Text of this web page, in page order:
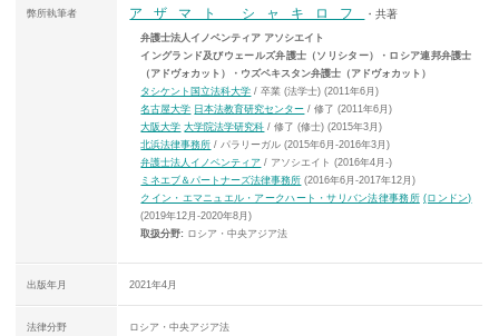
弊所執筆者 アザマト シャキロフ ・共著
弁護士法人イノベンティア アソシエイト
イングランド及びウェールズ弁護士（ソリシター）・ロシア連邦弁護士
（アドヴォカット）・ウズベキスタン弁護士（アドヴォカット）
タシケント国立法科大学 / 卒業 (法学士) (2011年6月)
名古屋大学 日本法教育研究センター / 修了 (2011年6月)
大阪大学 大学院法学研究科 / 修了 (修士) (2015年3月)
北浜法律事務所 / パラリーガル (2015年6月-2016年3月)
弁護士法人イノベンティア / アソシエイト (2016年4月-)
ミネエブ＆パートナーズ法律事務所 (2016年6月-2017年12月)
クイン・エマニュエル・アークハート・サリバン法律事務所 (ロンドン)
(2019年12月-2020年8月)
取扱分野: ロシア・中央アジア法
出版年月 2021年4月
法律分野 ロシア・中央アジア法